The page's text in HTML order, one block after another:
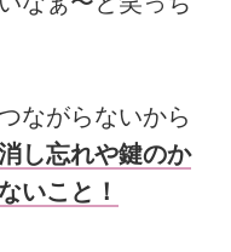
ながらないから
し忘れや鍵のか
いこと！